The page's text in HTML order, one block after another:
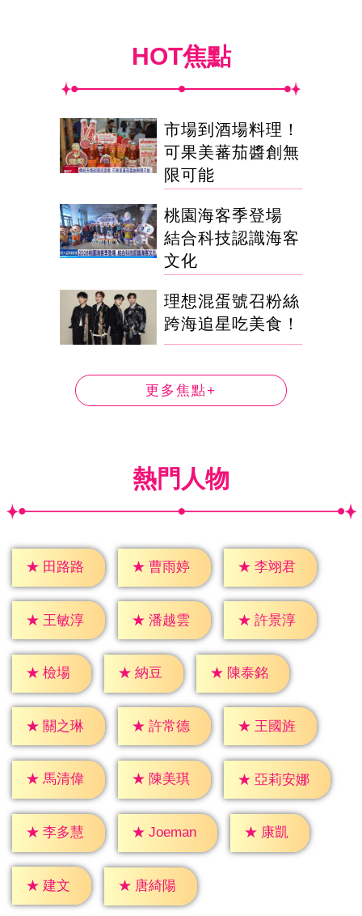
HOT焦點
市場到酒場料理！
可果美蕃茄醬創無
限可能
桃園海客季登場
結合科技認識海客
文化
理想混蛋號召粉絲
跨海追星吃美食！
更多焦點+
熱門人物
★ 田路路 ★ 曹雨婷 ★ 李翊君
★ 王敏淳 ★ 潘越雲 ★ 許景淳
★ 檢場 ★ 納豆 ★ 陳泰銘
★ 關之琳 ★ 許常德 ★ 王國旌
★ 馬清偉 ★ 陳美琪 ★ 亞莉安娜
★ 李多慧 ★ Joeman ★ 康凱
★ 建文 ★ 唐綺陽